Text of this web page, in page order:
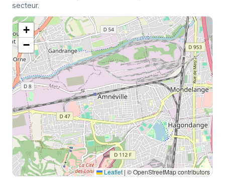
secteur.
+
−
Leaflet | © OpenStreetMap contributors